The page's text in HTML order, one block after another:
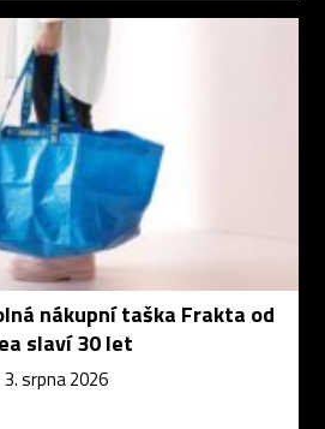
nákupní taška Frakta od
slaví 30 let
3. srpna 2026